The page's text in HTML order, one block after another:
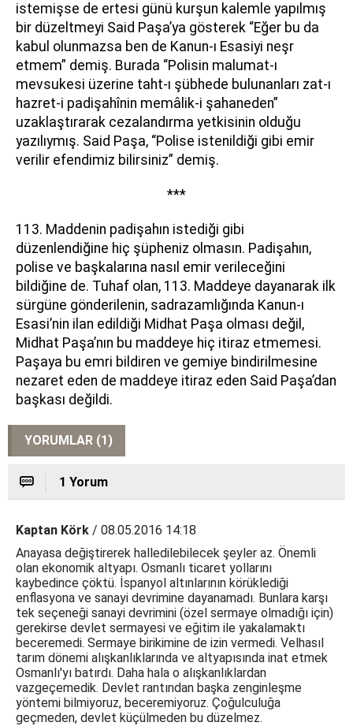
istemişse de ertesi günü kurşun kalemle yapılmış
bir düzeltmeyi Said Paşa’ya gösterek “Eğer bu da
kabul olunmazsa ben de Kanun-ı Esasiyi neşr
etmem” demiş. Burada “Polisin malumat-ı
mevsukesi üzerine taht-ı şübhede bulunanları zat-ı
hazret-i padişahînin memâlik-i şahaneden”
uzaklaştırarak cezalandırma yetkisinin olduğu
yazılıymış. Said Paşa, “Polise istenildiği gibi emir
verilir efendimiz bilirsiniz” demiş.
***
113. Maddenin padişahın istediği gibi
düzenlendiğine hiç şüpheniz olmasın. Padişahın,
polise ve başkalarına nasıl emir verileceğini
bildiğine de. Tuhaf olan, 113. Maddeye dayanarak ilk
sürgüne gönderilenin, sadrazamlığında Kanun-ı
Esasi’nin ilan edildiği Midhat Paşa olması değil,
Midhat Paşa’nın bu maddeye hiç itiraz etmemesi.
Paşaya bu emri bildiren ve gemiye bindirilmesine
nezaret eden de maddeye itiraz eden Said Paşa’dan
başkası değildi.
YORUMLAR (1)
1 Yorum
Kaptan Körk / 08.05.2016 14:18
Anayasa değiştirerek halledilebilecek şeyler az. Önemli
olan ekonomik altyapı. Osmanlı ticaret yollarını
kaybedince çöktü. İspanyol altınlarının körüklediği
enflasyona ve sanayi devrimine dayanamadı. Bunlara karşı
tek seçeneği sanayi devrimini (özel sermaye olmadığı için)
gerekirse devlet sermayesi ve eğitim ile yakalamaktı
beceremedi. Sermaye birikimine de izin vermedi. Velhasıl
tarım dönemi alışkanlıklarında ve altyapısında inat etmek
Osmanlı'yı batırdı. Daha hala o alışkanlıklardan
vazgeçemedik. Devlet rantından başka zenginleşme
yöntemi bilmiyoruz, beceremiyoruz. Çoğulculuğa
geçmeden, devlet küçülmeden bu düzelmez.